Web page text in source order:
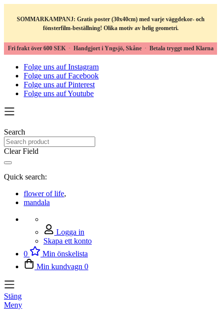
SOMMARKAMPANJ: Gratis poster (30x40cm) med varje väggdekor- och
fönsterfilm-beställning! Olika motiv av helig geometri.
Fri frakt över 600 SEK· Handgjort i Yngsjö, Skåne· Betala tryggt med Klarna
Folge uns auf Instagram
Folge uns auf Facebook
Folge uns auf Pinterest
Folge uns auf Youtube
Search
Clear Field
Quick search:
flower of life,
mandala
Logga in
Skapa ett konto
0
Min önskelista
Min kundvagn 0
Stäng
Meny